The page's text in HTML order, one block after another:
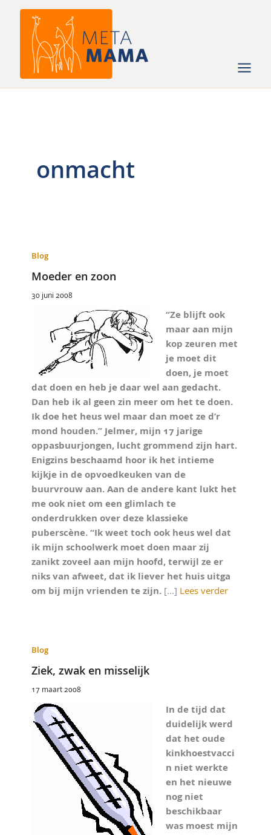
onmacht
Blog
Moeder en zoon
30 juni 2008
“Ze blijft ook
maar aan mijn
kop zeuren met
je moet dit
doen, je moet
dat doen en heb je daar wel aan gedacht.
Dan heb ik al geen zin meer om het te doen.
Ik doe het heus wel maar dan moet ze d’r
mond houden.” Jelmer, mijn 17 jarige
oppasbuurjongen, lucht grommend zijn hart.
Enigzins beschaamd hoor ik het intieme
kijkje in de opvoedkeuken van de
buurvrouw aan. Aan de andere kant lukt het
me ook niet om een glimlach te
onderdrukken over deze klassieke
puberscène. “Ik weet toch ook heus wel dat
ik mijn schoolwerk moet doen maar zij
zanikt zoveel aan mijn hoofd, terwijl ze er
niks van afweet, dat ik liever het huis uitga
om bij mijn vrienden te zijn. [...] Lees verder
Blog
Ziek, zwak en misselijk
17 maart 2008
In de tijd dat
duidelijk werd
dat het oude
kinkhoestvacci
n niet werkte
en het nieuwe
nog niet
beschikbaar
was moest mijn